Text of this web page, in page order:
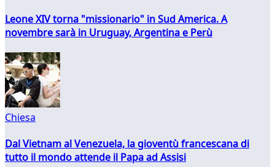
Leone XIV torna "missionario" in Sud America. A
novembre sarà in Uruguay, Argentina e Perù
Chiesa
Dal Vietnam al Venezuela, la gioventù francescana di
tutto il mondo attende il Papa ad Assisi